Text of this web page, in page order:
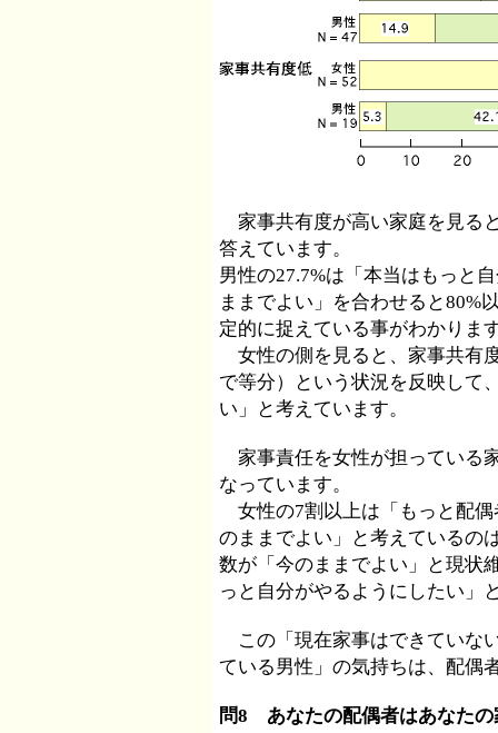
家事共有度が高い家庭を見る
答えています。
男性の27.7%は「本当はもっと
ままでよい」を合わせると80%
定的に捉えている事がわかりま
女性の側を見ると、家事共有
で等分）という状況を反映して
い」と考えています。
家事責任を女性が担っている
なっています。
女性の7割以上は「もっと配偶
のままでよい」と考えているの
数が「今のままでよい」と現状
っと自分がやるようにしたい」
この「現在家事はできていな
ている男性」の気持ちは、配偶
問8 あなたの配偶者はあなたの